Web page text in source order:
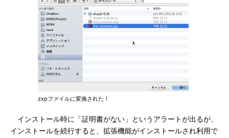
zxpファイルに変換された！
インストール時に「証明書がない」というアラートが出るが、
インストールを続行すると、拡張機能がインストールされ利用で